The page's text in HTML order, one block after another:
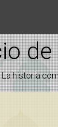
La historia